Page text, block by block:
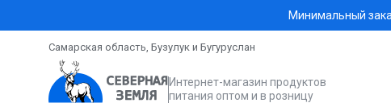
Минимальный
Самарская область, Бузулук и Бугуруслан
Интернет-магазин продуктов
питания оптом и в розницу